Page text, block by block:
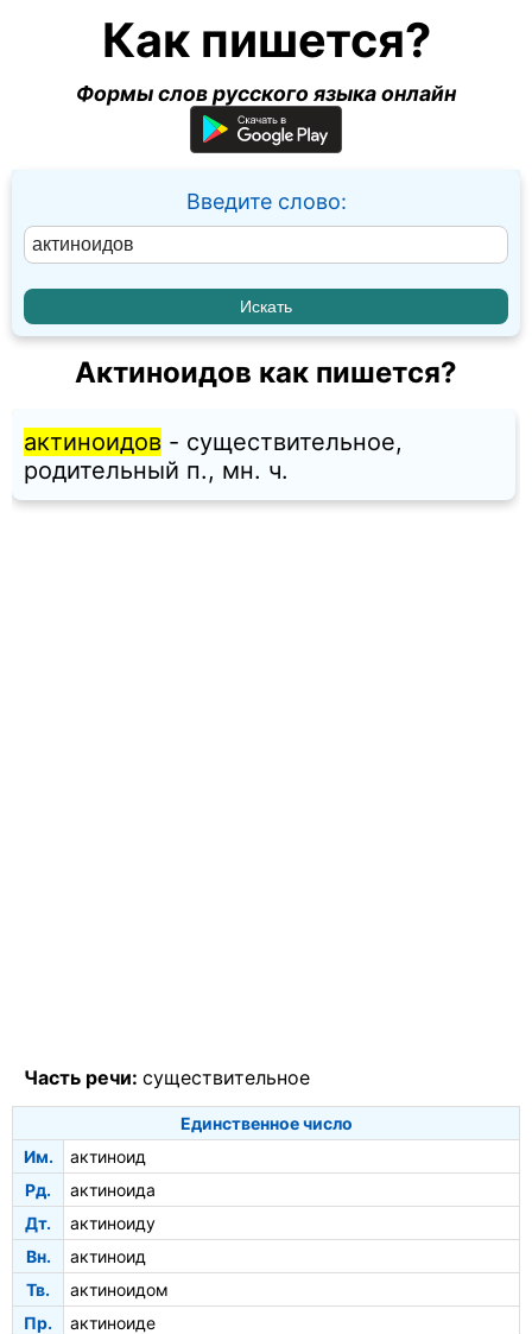
Как пишется?
Формы слов русского языка онлайн
Введите слово:
Актиноидов как пишется?
актиноидов - существительное,
родительный п., мн. ч.
Часть речи: существительное
Единственное число
Им.
актиноид
Рд.
актиноида
Дт.
актиноиду
Вн.
актиноид
Тв.
актиноидом
Пр.
актиноиде